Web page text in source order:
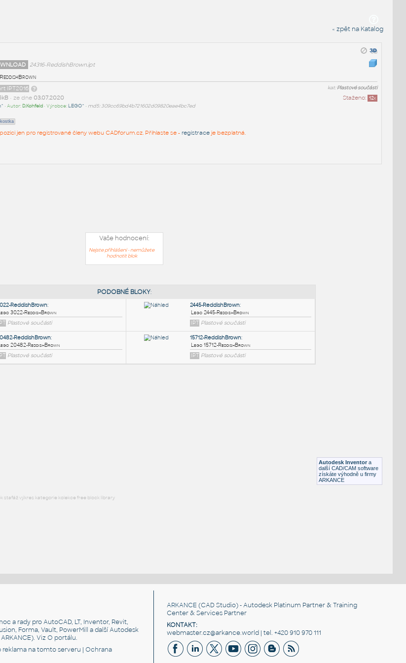
« zpět na Katalog
24316-ReddishBrown.ipt
kat:Plastové součásti
IPT2016
Staženo: 12x
• ze dne 03.07.2020
• Autor: D.Kohfeld• Výrobce: LEGO^ • md5: 309cc69bd4b721602d09820eae4bc7ed
kostka
jen pro registrované členy webu CADforum.cz. Přihlaste se - registraceje bezplatná.
Vaše hodnocení:
Nejste přihlášeni - nemůžete
hodnotit blok
Plastové součásti
Autodesk Inventor a
další CAD/CAM software
získáte výhodně u firmy
ARKANCE
stafáž výkres kategorie kolekce free block library
a rady pro AutoCAD, LT, Inventor, Revit,
Forma, Vault, PowerMill a další Autodesk
VizO portálu.
reklama na tomto serveru |Ochrana
ARKANCE (CAD Studio) - Autodesk Platinum Partner & Training
Center & Services Partner
KONTAKT:
webmaster.cz@arkance.world | tel. +420 910 970 111